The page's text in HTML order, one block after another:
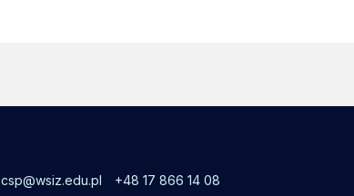
csp@wsiz.edu.pl +48 17 866 14 08